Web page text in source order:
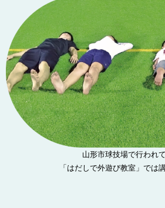
山形市球技場で行われ
「はだしで外遊び教室」では